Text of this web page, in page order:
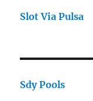
Slot Via Pulsa
Sdy Pools